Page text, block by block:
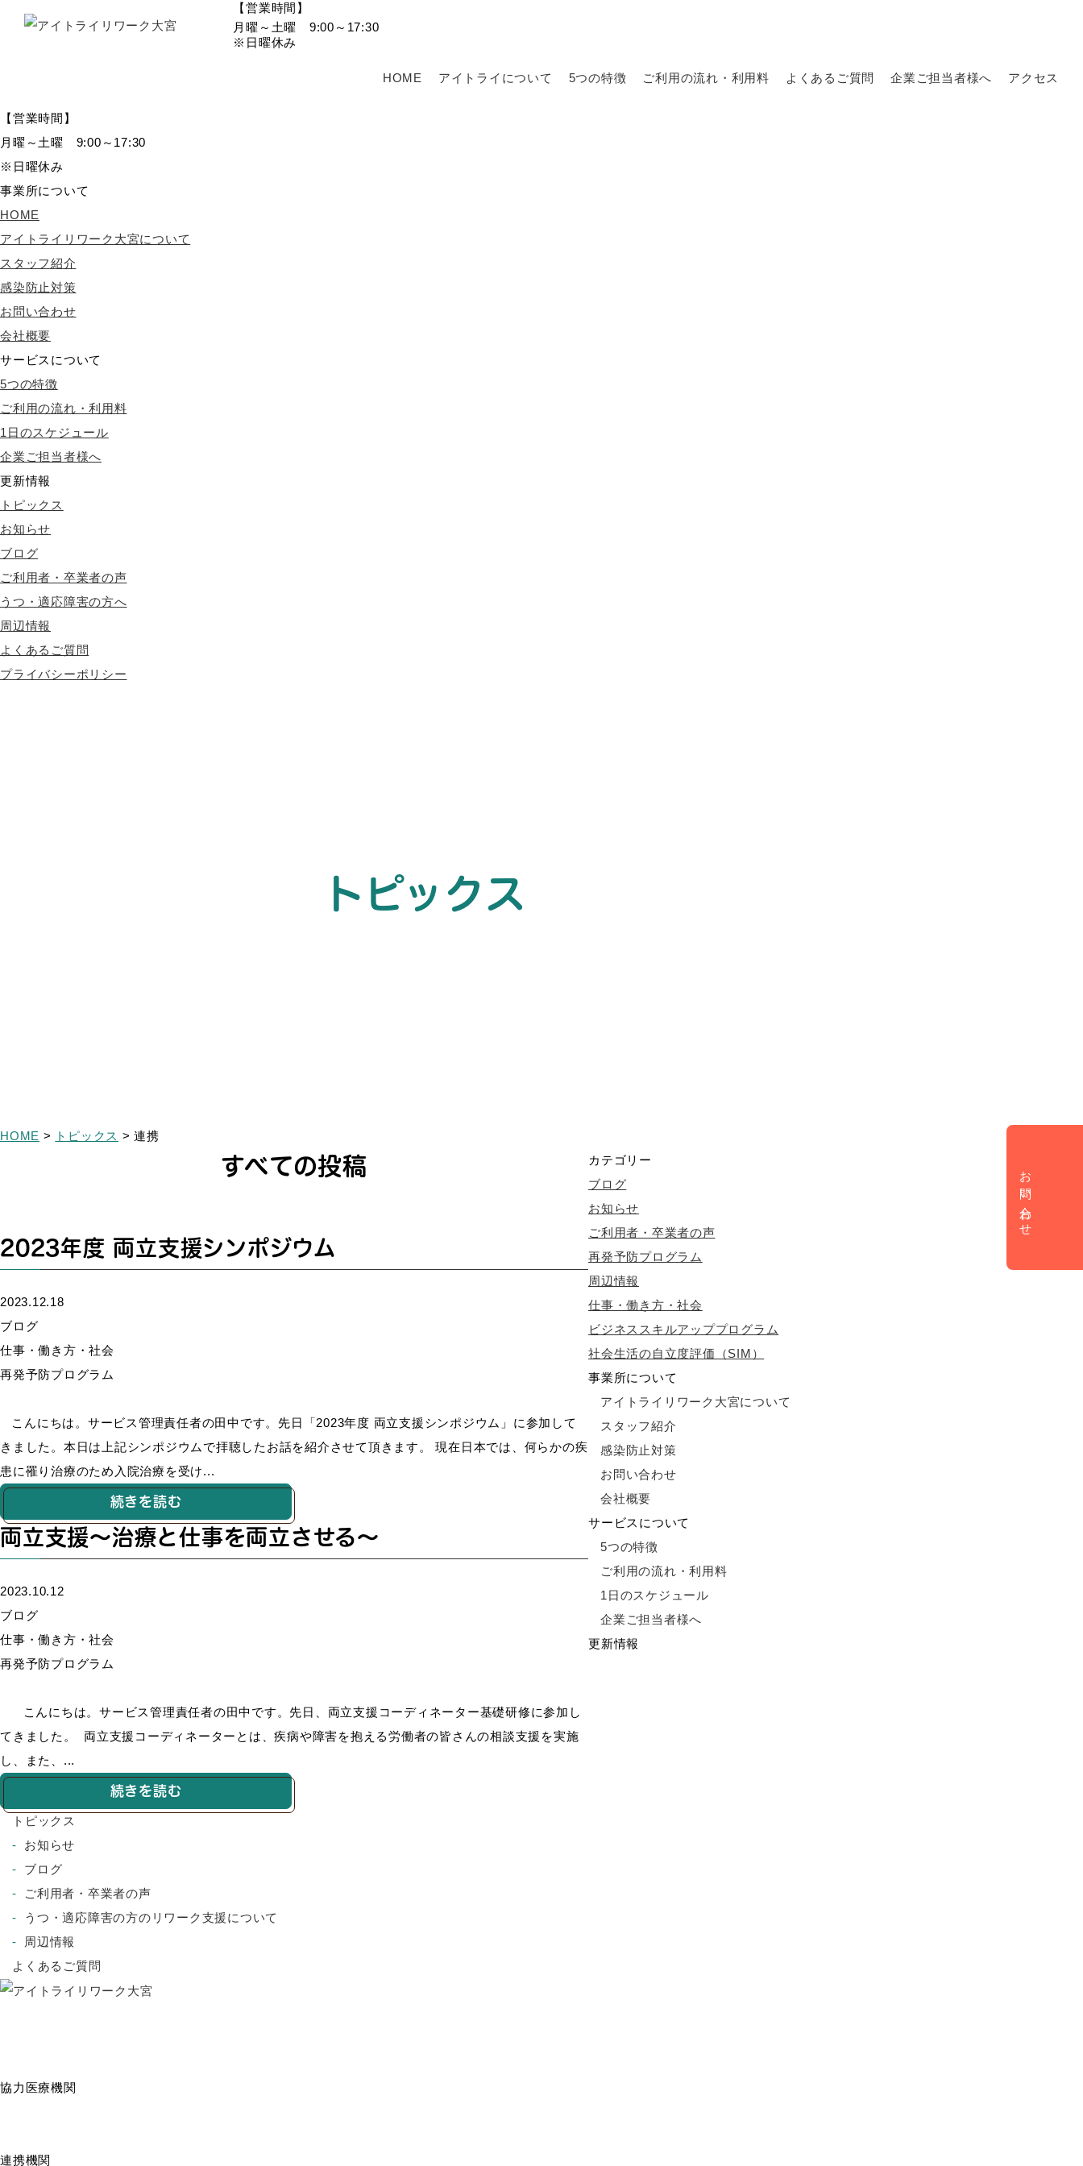
【営業時間】
月曜～土曜 9:00～17:30
※日曜休み
HOME アイトライについて 5つの特徴 ご利用の流れ・利用料 よくあるご質問 企業ご担当者様へ アクセス
【営業時間】
月曜～土曜 9:00～17:30
※日曜休み
事業所について
HOME
アイトライリワーク大宮について
スタッフ紹介
感染防止対策
お問い合わせ
会社概要
サービスについて
5つの特徴
ご利用の流れ・利用料
1日のスケジュール
企業ご担当者様へ
更新情報
トピックス
お知らせ
ブログ
ご利用者・卒業者の声
うつ・適応障害の方へ
周辺情報
よくあるご質問
プライバシーポリシー
トピックス
HOME > トピックス >連携
すべての投稿
2023年度 両立支援シンポジウム
2023.12.18
ブログ
仕事・働き方・社会
再発予防プログラム
こんにちは。サービス管理責任者の田中です。先日「2023年度 両立支援シンポジウム」に参加して
きました。本日は上記シンポジウムで拝聴したお話を紹介させて頂きます。 現在日本では、何らかの疾
患に罹り治療のため入院治療を受け...
続きを読む
両立支援～治療と仕事を両立させる～
2023.10.12
ブログ
仕事・働き方・社会
再発予防プログラム
こんにちは。サービス管理責任者の田中です。先日、両立支援コーディネーター基礎研修に参加し
てきました。 両立支援コーディネーターとは、疾病や障害を抱える労働者の皆さんの相談支援を実施
し、また、...
続きを読む
カテゴリー
ブログ
お知らせ
ご利用者・卒業者の声
再発予防プログラム
周辺情報
仕事・働き方・社会
ビジネススキルアッププログラム
社会生活の自立度評価（SIM）
事業所について
アイトライリワーク大宮について
スタッフ紹介
感染防止対策
お問い合わせ
会社概要
サービスについて
5つの特徴
ご利用の流れ・利用料
1日のスケジュール
企業ご担当者様へ
更新情報
トピックス
お知らせ
ブログ
ご利用者・卒業者の声
うつ・適応障害の方のリワーク支援について
周辺情報
よくあるご質問
協力医療機関
連携機関
お問い合わせ